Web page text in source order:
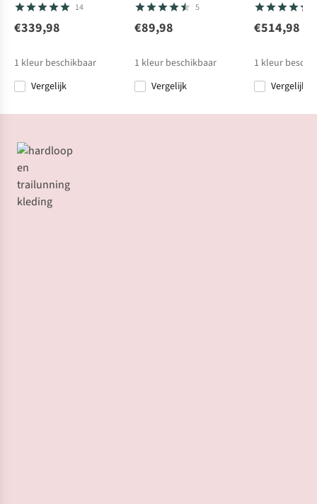
14
€339,98
1 kleur beschikbaar
Vergelijk
5
€89,98
1 kleur beschikbaar
Vergelijk
€514,98
1 kleur
Vergelijk